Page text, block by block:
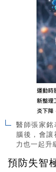
醫師張家銘
腦後，會
力也一起升
預防失智